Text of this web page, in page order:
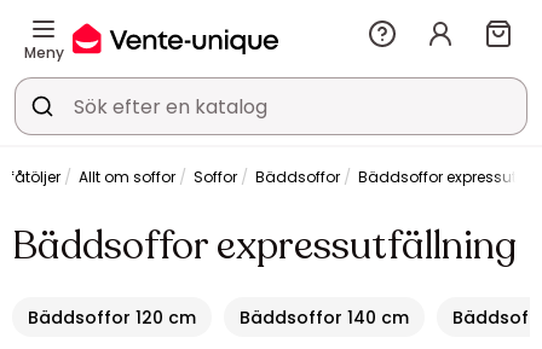
Meny
fåtöljer Allt om soffor Soffor Bäddsoffor Bäddsoffor
Bäddsoffor expressutfällning
Bäddsoffor 120 cm Bäddsoffor 140 cm